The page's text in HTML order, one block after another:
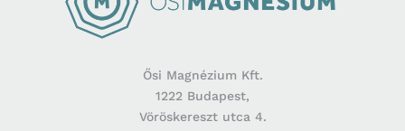
Ősi Magnézium Kft.
1222 Budapest,
Vöröskereszt utca 4.